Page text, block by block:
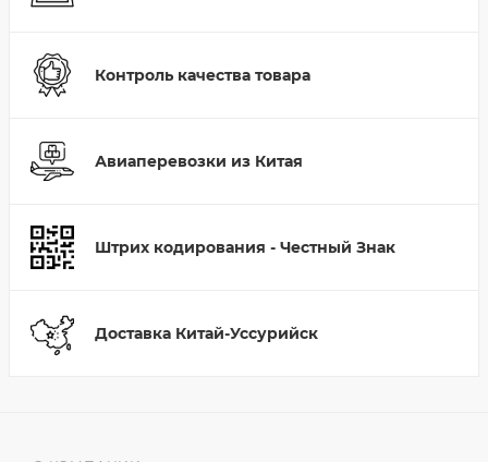
Контроль качества товара
Авиаперевозки из Китая
Штрих кодирования - Честный Знак
Доставка Китай-Уссурийск